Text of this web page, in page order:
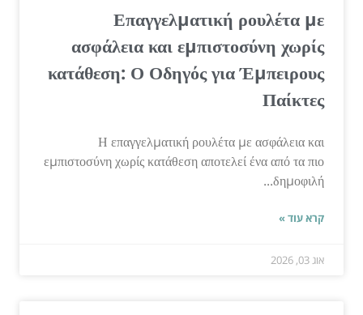
Επαγγελματική ρουλέτα με
ασφάλεια και εμπιστοσύνη χωρίς
κατάθεση: Ο Οδηγός για Έμπειρους
Παίκτες
Η επαγγελματική ρουλέτα με ασφάλεια και
εμπιστοσύνη χωρίς κατάθεση αποτελεί ένα από τα πιο
δημοφιλή...
קרא עוד »
אוג 03, 2026